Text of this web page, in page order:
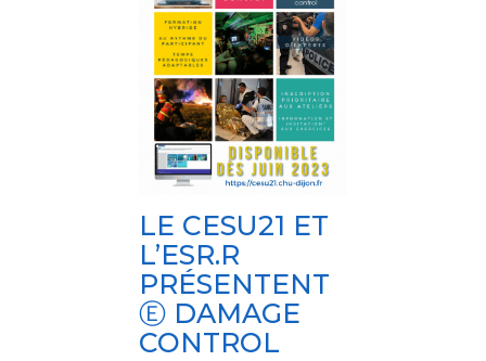
LE CESU21 ET
L’ESR.R
PRÉSENTENT
Ⓔ DAMAGE
CONTROL